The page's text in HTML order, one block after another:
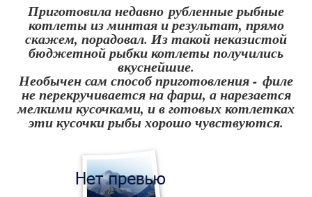
Приготовила недавно рубленные рыбные
котлеты из минтая и результат, прямо
скажем, порадовал. Из такой неказистой
бюджетной рыбки котлеты получились
вкуснейшие.
Необычен сам способ приготовления - филе
не перекручивается на фарш, а нарезается
мелкими кусочками, и в готовых котлетках
эти кусочки рыбы хорошо чувствуются.